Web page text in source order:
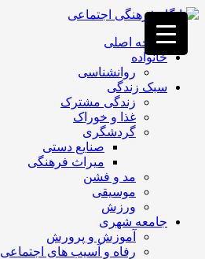
فصد
خون
غرب
تهران
خشکشویی
تصفیه
تهران
صفحه اصلی
خانواده
روانشناسی
سبک زندگی
زندگی مشترک
غذا و خوراک
گردشگری
صنایع دستی
میراث فرهنگی
مد و فشن
موسیقی
ورزش
جامعه شهری
آموزش و پرورش
رفاه و آسیب های اجتماعی